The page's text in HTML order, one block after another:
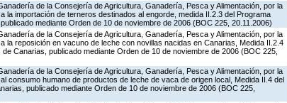
de la Consejería de Agricultura, Ganadería, Pesca y Alimentación, por la
importación de terneros destinados al engorde, medida II.2.3 del Programa
mediante Orden de 10 de noviembre de 2006 (BOC 225, 20.11.2006)
de la Consejería de Agricultura, Ganadería, Pesca y Alimentación, por la
reposición en vacuno de leche con novillas nacidas en Canarias, Medida II.2.4
Canarias, publicado mediante Orden de 10 de noviembre de 2006 (BOC 225,
de la Consejería de Agricultura, Ganadería, Pesca y Alimentación, por la
consumo humano de productos de leche de vaca de origen local, Medida II.4 del
publicado mediante Orden de 10 de noviembre de 2006 (BOC 225,